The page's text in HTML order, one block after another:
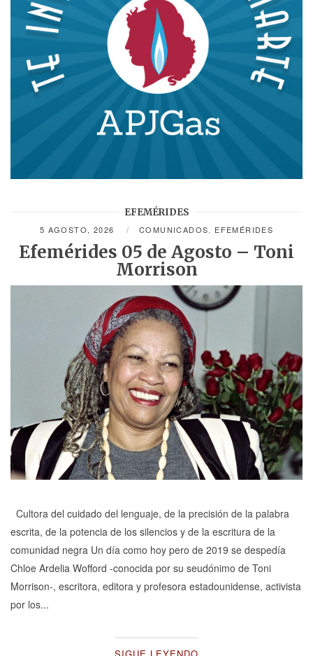
EFEMÉRIDES
5 AGOSTO, 2026 COMUNICADOS EFEMÉRIDES
Efemérides 05 de Agosto – Toni
Morrison
Cultora del cuidado del lenguaje, de la precisión de la palabra
escrita, de la potencia de los silencios y de la escritura de la
comunidad negra Un día como hoy pero de 2019 se despedía
Chloe Ardelia Wofford -conocida por su seudónimo de Toni
Morrison-, escritora, editora y profesora estadounidense, activista
por los...